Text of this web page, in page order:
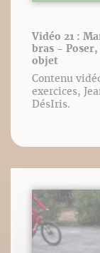
Vidéo 21 :
bras -
objet
Contenu
exercices,
DésIris.